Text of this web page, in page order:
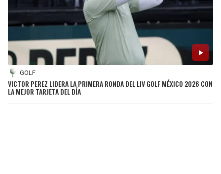
GOLF
VICTOR PEREZ LIDERA LA PRIMERA RONDA DEL LIV GOLF MÉXICO 2026 CON
LA MEJOR TARJETA DEL DÍA